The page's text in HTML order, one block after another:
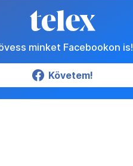
minket Facebookon is!
Követem!